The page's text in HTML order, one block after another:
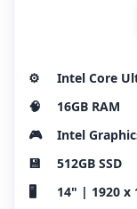
⚙️
Intel Core
🧠
16GB RAM
🎮
Intel
💾
512GB SSD
🖥️
14" | 1920 x